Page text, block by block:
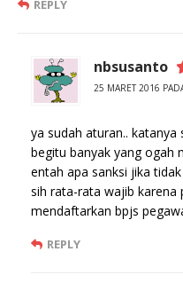
REPLY
nbsusanto
25 MARET 2016
ya sudah aturan..
begitu banyak yang ogah
entah apa sanksi jika
sih rata-rata wajib karena
mendaftarkan bpjs
REPLY